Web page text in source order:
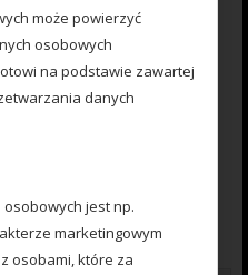
SPYDER HAND
DO PODAJNIKÓW
może powierzyć
osobowych
na podstawie zawartej
danych
jest np.
marketingowym
osobami, które za